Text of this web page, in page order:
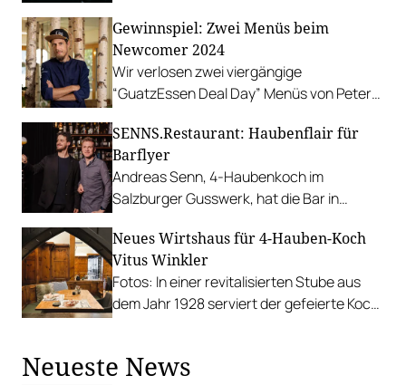
Martinelli – mitten in der Wiener
Innenstadt.
Gewinnspiel: Zwei Menüs beim
Newcomer 2024
Wir verlosen zwei viergängige
“GuatzEssen Deal Day” Menüs von Peter
SENNS.Restaurant: Haubenflair für
Barflyer
Andreas Senn, 4-Haubenkoch im
Salzburger Gusswerk, hat die Bar in
kulinarisch massiv aufgewertet. Neben
SENNS.Restaurant gibt es jetzt auch
SENNS.Bar. Mit sensationellen Cocktails
und günstigen Gerichten aus dem Menü.
Neues Wirtshaus für 4-Hauben-Koch
Vitus Winkler
Fotos: In einer revitalisierten Stube aus
dem Jahr 1928 serviert der gefeierte Koch
Neueste News